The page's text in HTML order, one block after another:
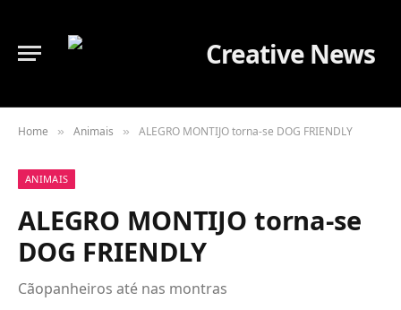
Home » Animais » ALEGRO MONTIJO torna-se DOG FRIENDLY
ANIMAIS
ALEGRO MONTIJO torna-se
DOG FRIENDLY
Cãopanheiros até nas montras